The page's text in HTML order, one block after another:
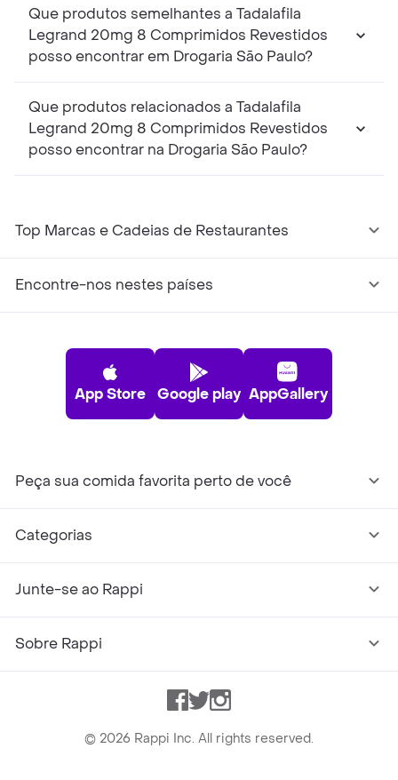
Que produtos semelhantes a Tadalafila
Legrand 20mg 8 Comprimidos Revestidos
posso encontrar em Drogaria São Paulo?
Que produtos relacionados a Tadalafila
Legrand 20mg 8 Comprimidos Revestidos
posso encontrar na Drogaria São Paulo?
Top Marcas e Cadeias de Restaurantes
Encontre-nos nestes países
App Store Google play AppGallery
Peça sua comida favorita perto de você
Categorias
Junte-se ao Rappi
Sobre Rappi
Facebook
TwitterInstagram
© 2026 Rappi Inc. All rights reserved.